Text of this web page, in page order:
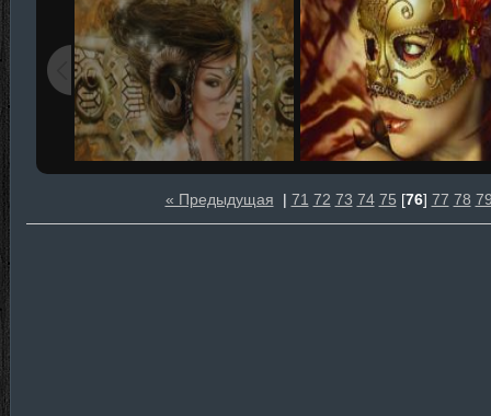
« Предыдущая | 71 72 73 74 75 [76] 77 78